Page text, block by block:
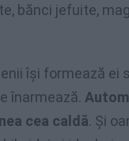
bănci jefuite,
îşi formează ei
înarmează.
cea caldă. Şi